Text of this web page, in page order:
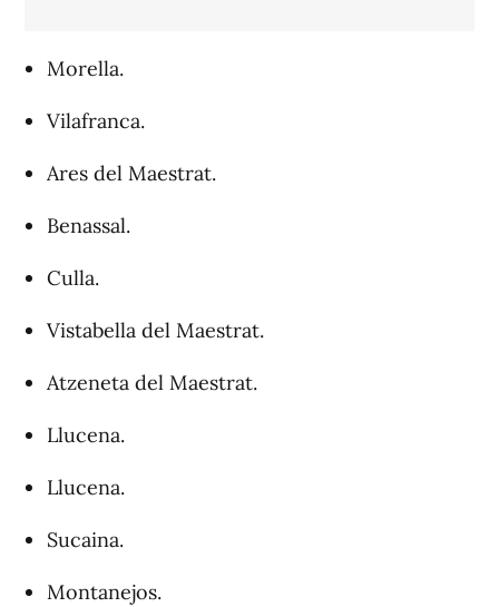
Morella.
Vilafranca.
Ares del Maestrat.
Benassal.
Culla.
Vistabella del Maestrat.
Atzeneta del Maestrat.
Llucena.
Llucena.
Sucaina.
Montanejos.